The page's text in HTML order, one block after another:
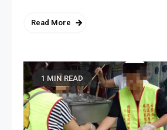
Read More
1 MIN READ